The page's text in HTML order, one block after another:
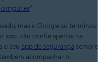
*
mas o Google só terminou
isso, não confie apenas na
o seu app de segurança sempre
acompanhar o